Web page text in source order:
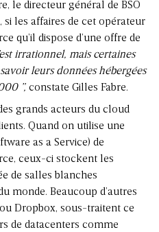
le directeur général de BSO
si les affaires de cet opérateur
qu’il dispose d’une offre de
irrationnel, mais certaines
leurs données hébergées
”, constate Gilles Fabre.
grands acteurs du cloud
Quand on utilise une
as a Service) de
ceux-ci stockent les
de salles blanches
monde. Beaucoup d’autres
Dropbox, sous-traitent ce
de datacenters comme